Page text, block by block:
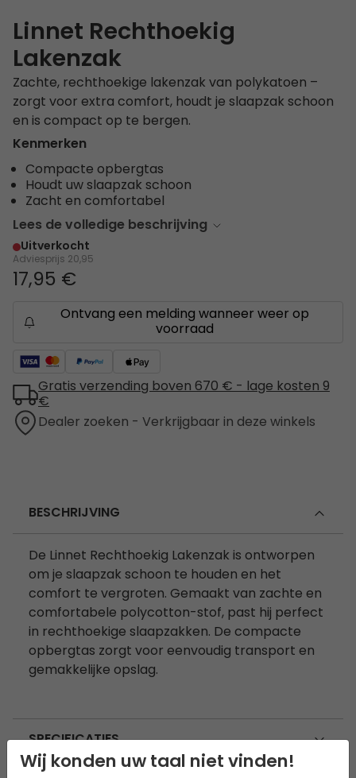
Linnet Rechthoekig
Lakenzak
Zachte, rechthoekige lakenzak van polykatoen –
zorgt voor extra comfort, houdt je slaapzak schoon
en is compact op te bergen.
Kenmerken
Compacte opbergtas
Houdt uw slaapzak schoon
Zacht en comfortabel
Lees de volledige beschrijving
Uitverkocht
Adviesprijs 20,95
17,95 €
Ontvang een melding wanneer weer op
voorraad
Gratis verzending boven 670 € - lage kosten 9
€
Dealer zoeken - Verkrijgbaar in deze winkels
BESCHRIJVING
De Linnet Rechthoekig Lakenzak is ontworpen
om je slaapzak schoon te houden en het
comfort te vergroten. Gemaakt van zachte en
comfortabele polycotton-stof, past hij perfect
in rechthoekige slaapzakken. De compacte
opbergtas zorgt voor eenvoudig transport en
gemakkelijke opslag.
SPECIFICATIES
Wij konden uw taal niet vinden!